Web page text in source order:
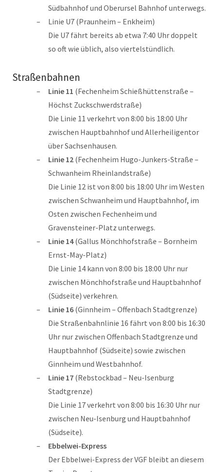
Südbahnhof und Oberursel Bahnhof unterwegs.
Linie U7 (Praunheim – Enkheim)
Die U7 fährt bereits ab etwa 7:40 Uhr doppelt
so oft wie üblich, also viertelstündlich.
Straßenbahnen
Linie 11 (Fechenheim Schießhüttenstraße –
Höchst Zuckschwerdstraße)
Die Linie 11 verkehrt von 8:00 bis 18:00 Uhr
zwischen Hauptbahnhof und Allerheiligentor
über Sachsenhausen.
Linie 12 (Fechenheim Hugo-Junkers-Straße –
Schwanheim Rheinlandstraße)
Die Linie 12 ist von 8:00 bis 18:00 Uhr im Westen
zwischen Schwanheim und Hauptbahnhof, im
Osten zwischen Fechenheim und
Gravensteiner-Platz unterwegs.
Linie 14(Gallus Mönchhofstraße – Bornheim
Ernst-May-Platz)
Die Linie 14 kann von 8:00 bis 18:00 Uhr nur
zwischen Mönchhofstraße und Hauptbahnhof
(Südseite) verkehren.
Linie 16 (Ginnheim – Offenbach Stadtgrenze)
Die Straßenbahnlinie 16 fährt von 8:00 bis 16:30
Uhr nur zwischen Offenbach Stadtgrenze und
Hauptbahnhof (Südseite) sowie zwischen
Ginnheim und Westbahnhof.
Linie 17 (Rebstockbad – Neu-Isenburg
Stadtgrenze)
Die Linie 17 verkehrt von 8:00 bis 16:30 Uhr nur
zwischen Neu-Isenburg und Hauptbahnhof
(Südseite).
Ebbelwei-Express
Der Ebbelwei-Express der VGF bleibt an diesem